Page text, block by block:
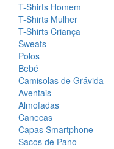
T-Shirts Homem
T-Shirts Mulher
T-Shirts Criança
Sweats
Polos
Bebé
Camisolas de Grávida
Aventais
Almofadas
Canecas
Capas Smartphone
Sacos de Pano